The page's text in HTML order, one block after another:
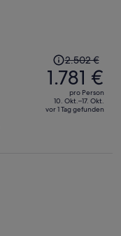
Der
Preis
betrug
2.502 €,
jetzt
2.502 €
1.781 €
pro Person
10. Okt.–17. Okt.
vor 1 Tag gefunden